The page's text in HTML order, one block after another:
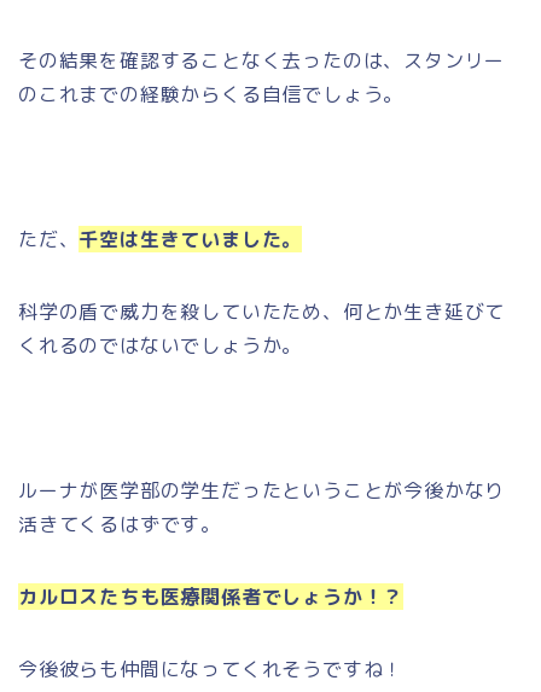
その結果を確認することなく去ったのは、スタンリー
のこれまでの経験からくる自信でしょう。
ただ、 千空は生きていました。
科学の盾で威力を殺していたため、何とか生き延びて
くれるのではないでしょうか。
ルーナが医学部の学生だったということが今後かなり
活きてくるはずです。
カルロスたちも医療関係者でしょうか！？
今後彼らも仲間になってくれそうですね！